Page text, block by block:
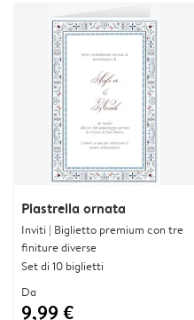
Piastrella ornata
Inviti | Biglietto premium con tre
finiture diverse
Set di 10 biglietti
Da
9,99 €